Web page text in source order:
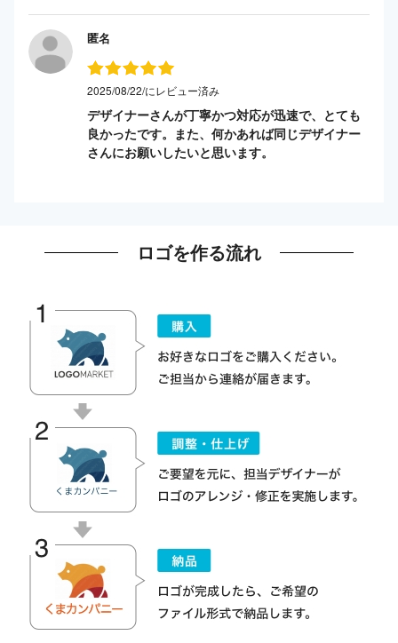
匿名
2025/08/22/にレビュー済み
デザイナーさんが丁寧かつ対応が迅速で、とても
良かったです。また、何かあれば同じデザイナー
さんにお願いしたいと思います。
ロゴを作る流れ